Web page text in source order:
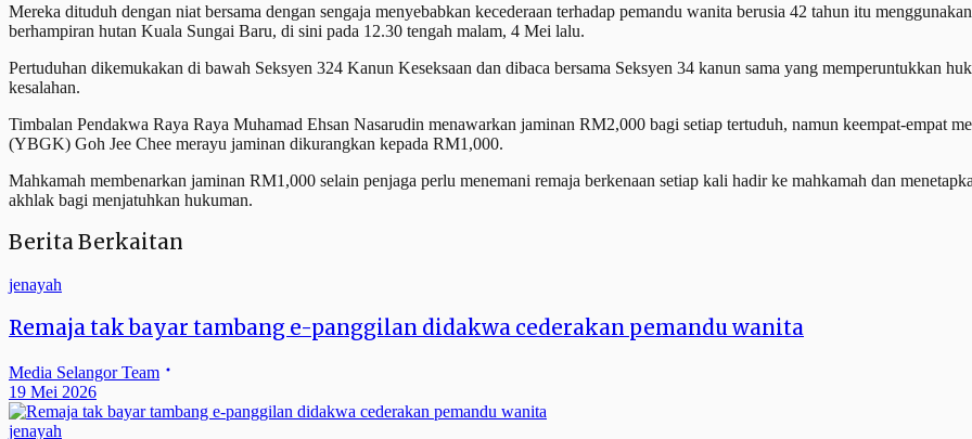
Mereka dituduh dengan niat bersama dengan sengaja menyebabkan kecederaan terhadap pemandu wanita berusia 42 tahun itu
berhampiran hutan Kuala Sungai Baru, di sini pada 12.30 tengah malam, 4 Mei lalu.
Pertuduhan dikemukakan di bawah Seksyen 324 Kanun Keseksaan dan dibaca bersama Seksyen 34 kanun sama yang memperuntukkan
kesalahan.
Timbalan Pendakwa Raya Raya Muhamad Ehsan Nasarudin menawarkan jaminan RM2,000 bagi setiap tertuduh, namun keempat-empat
(YBGK) Goh Jee Chee merayu jaminan dikurangkan kepada RM1,000.
Mahkamah membenarkan jaminan RM1,000 selain penjaga perlu menemani remaja berkenaan setiap kali hadir ke mahkamah dan
akhlak bagi menjatuhkan hukuman.
Berita Berkaitan
jenayah
Remaja tak bayar tambang e-panggilan didakwa cederakan pemandu wanita
Media Selangor Team
19 Mei 2026
jenayah